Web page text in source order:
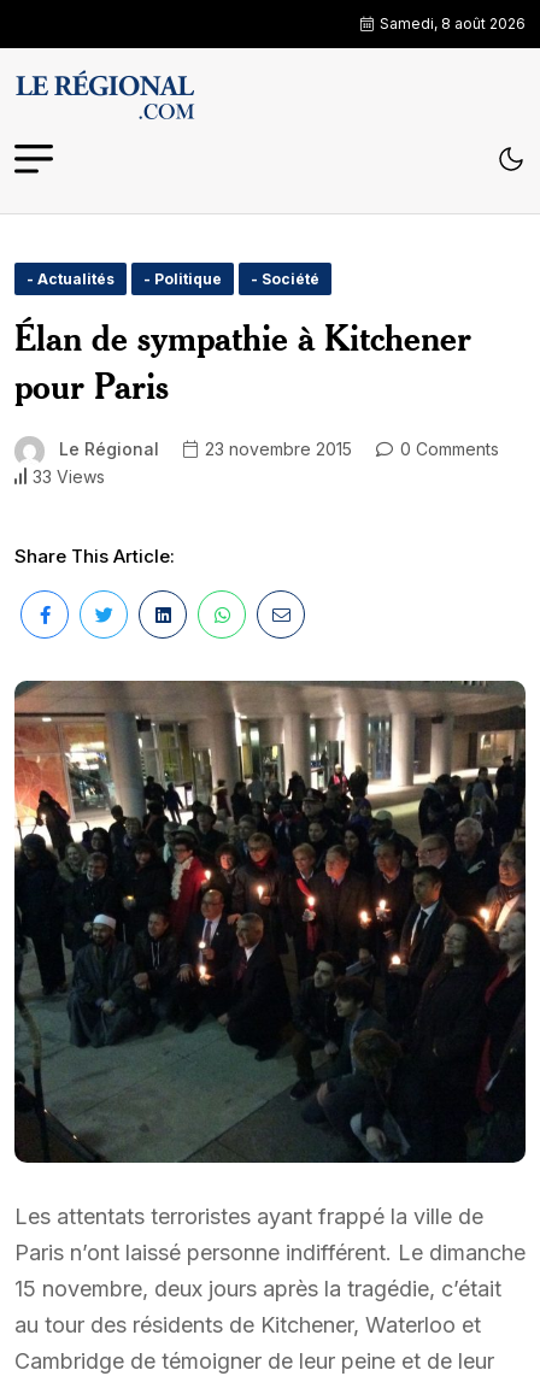
Samedi, 8 août 2026
- Actualités - Politique - Société
Élan de sympathie à Kitchener
pour Paris
Le Régional 23 novembre 2015
0 Comments
33 Views
Share This Article:
Les attentats terroristes ayant frappé la ville de
Paris n’ont laissé personne indifférent. Le dimanche
15 novembre, deux jours après la tragédie, c’était
au tour des résidents de Kitchener, Waterloo et
Cambridge de témoigner de leur peine et de leur